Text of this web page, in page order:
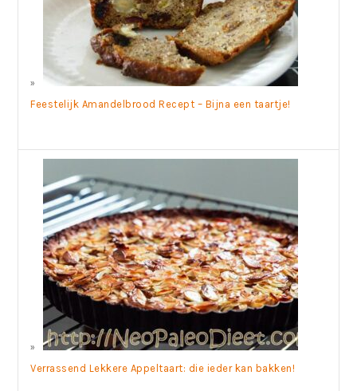
Feestelijk Amandelbrood Recept – Bijna een taartje!
Verrassend Lekkere Appeltaart: die ieder kan bakken!